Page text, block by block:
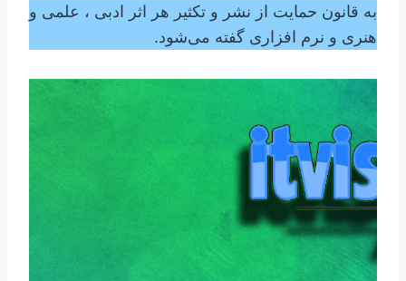
به قانون حمایت از نشر و تکثیر هر اثر ادبی ، علمی و
هنری و نرم افزاری گفته می‌شود.